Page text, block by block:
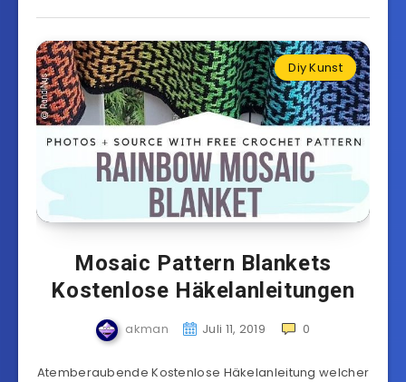
Diy Kunst
Mosaic Pattern Blankets
Kostenlose Häkelanleitungen
akman Juli 11, 2019 0
Atemberaubende Kostenlose Häkelanleitung welcher